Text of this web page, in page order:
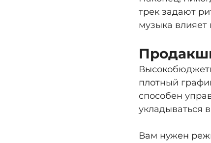
трек задают
музыка влияет
плотный
способен
укладываться
Вам нужен